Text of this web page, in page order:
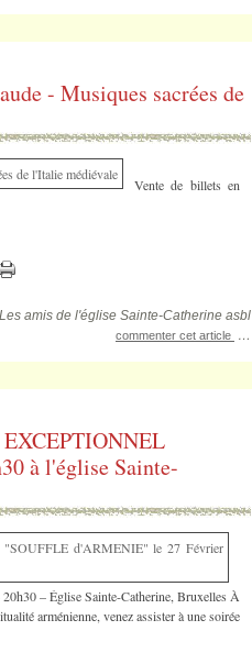
- Musiques sacrées de
Vente de billets en
amis de l'église Sainte-Catherine asbl
commenter cet article …
à l'église Sainte-
– Église Sainte-Catherine, Bruxelles À
arménienne, venez assister à une soirée